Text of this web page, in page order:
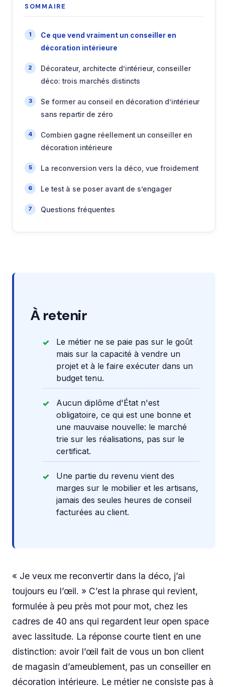
SOMMAIRE
Ce que vend vraiment un conseiller en
décoration intérieure
Décorateur, architecte d’intérieur, conseiller
déco: trois marchés distincts
Se former au conseil en décoration d’intérieur
sans repartir de zéro
Combien gagne réellement un conseiller en
décoration intérieure
La reconversion vers la déco, vue froidement
Le test à se poser avant de s’engager
Questions fréquentes
À retenir
Le métier ne se paie pas sur le goût
mais sur la capacité à vendre un
projet et à le faire exécuter dans un
budget tenu.
Aucun diplôme d'État n'est
obligatoire, ce qui est une bonne et
une mauvaise nouvelle: le marché
trie sur les réalisations, pas sur le
certificat.
Une partie du revenu vient des
marges sur le mobilier et les artisans,
jamais des seules heures de conseil
facturées au client.
« Je veux me reconvertir dans la déco, j’ai
toujours eu l’œil. » C’est la phrase qui revient,
formulée à peu près mot pour mot, chez les
cadres de 40 ans qui regardent leur open space
avec lassitude. La réponse courte tient en une
distinction: avoir l’œil fait de vous un bon client
de magasin d’ameublement, pas un conseiller en
décoration intérieure. Le métier ne consiste pas à